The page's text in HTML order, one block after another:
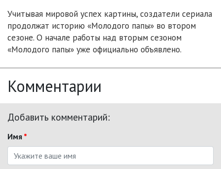
Учитывая мировой успех картины, создатели сериала
продолжат историю «Молодого папы» во втором
сезоне. О начале работы над вторым сезоном
«Молодого папы» уже официально объявлено.
Комментарии
Добавить комментарий:
Имя *